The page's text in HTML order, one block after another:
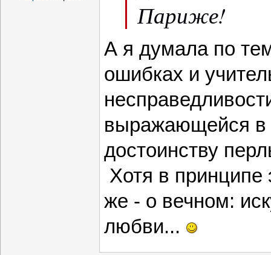
Париже!
А я думала по
ошибках и
выражающейся в
достоинству
Хотя в принципе
же - о вечном:
любви...